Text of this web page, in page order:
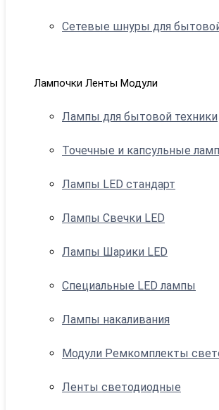
Сетевые шнуры для
Лампочки Ленты Модули
Лампы для бытовой техники
Точечные и капсульные
Лампы LED стандарт
Лампы Свечки LED
Лампы Шарики LED
Специальные LED лампы
Лампы накаливания
Модули Ремкомплекты
Ленты светодиодные